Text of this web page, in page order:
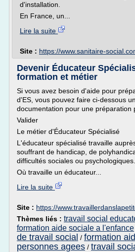
d'installation.
En France, un...
Lire la suite
Site : https://www.sanitaire-
Devenir Éducateur
formation et métier
Si vous avez besoin d'aide pour
d'ES, vous pouvez faire ci-dessous
documentation pour une préparation
Valider
Le métier d'Éducateur Spécialisé
L'éducateur spécialisé travaille
souffrant de handicap, de
difficultés sociales ou psychologiques.
Où travaille un éducateur...
Lire la suite
Site : https://
Thèmes liés : travail social
formation aide sociale a l'enfance
de travail social / formation
personnes agees / travail